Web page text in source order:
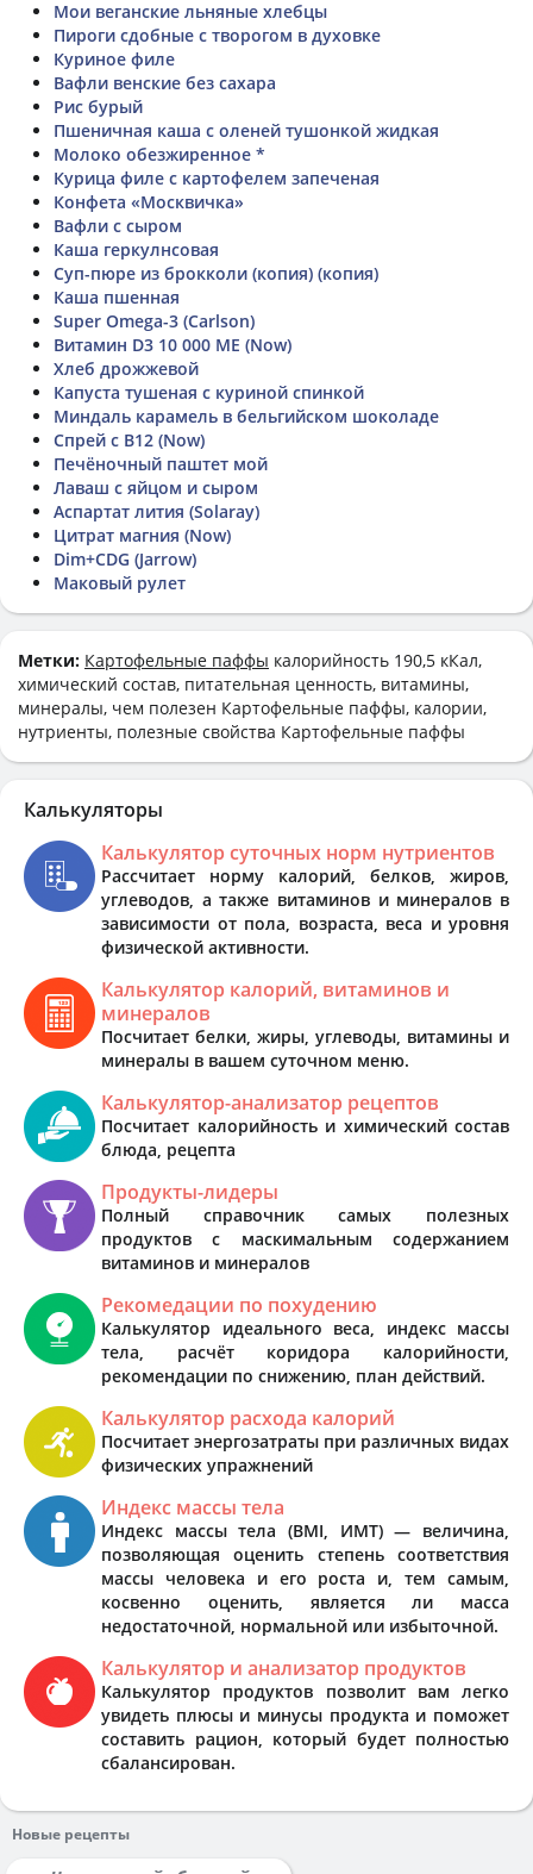
Мои веганские льняные хлебцы
Пироги сдобные с творогом в духовке
Куриное филе
Вафли венские без сахара
Рис бурый
Пшеничная каша с оленей тушонкой жидкая
Молоко обезжиренное *
Курица филе с картофелем запеченая
Конфета «Москвичка»
Вафли с сыром
Каша геркулнсовая
Суп-пюре из брокколи (копия) (копия)
Каша пшенная
Super Omega-3 (Carlson)
Витамин D3 10 000 ME (Now)
Хлеб дрожжевой
Капуста тушеная с куриной спинкой
Миндаль карамель в бельгийском шоколаде
Спрей с B12 (Now)
Печёночный паштет мой
Лаваш с яйцом и сыром
Аспартат лития (Solaray)
Цитрат магния (Now)
Dim+CDG (Jarrow)
Маковый рулет
Метки: Картофельные паффы калорийность 190,5 кКал,
химический состав, питательная ценность, витамины,
минералы, чем полезен Картофельные паффы, калории,
нутриенты, полезные свойства Картофельные паффы
Калькуляторы
Калькулятор суточных норм нутриентов
Рассчитает норму калорий, белков, жиров,
углеводов, а также витаминов и минералов в
зависимости от пола, возраста, веса и уровня
физической активности.
Калькулятор калорий, витаминов и
минералов
Посчитает белки, жиры, углеводы, витамины и
минералы в вашем суточном меню.
Калькулятор-анализатор рецептов
Посчитает калорийность и химический состав
блюда, рецепта
Продукты-лидеры
Полный справочник самых полезных
продуктов с маскимальным содержанием
витаминов и минералов
Рекомедации по похудению
Калькулятор идеального веса, индекс массы
тела, расчёт коридора калорийности,
рекомендации по снижению, план действий.
Калькулятор расхода калорий
Посчитает энергозатраты при различных видах
физических упражнений
Индекс массы тела
Индекс массы тела (BMI, ИМТ) — величина,
позволяющая оценить степень соответствия
массы человека и его роста и, тем самым,
косвенно оценить, является ли масса
недостаточной, нормальной или избыточной.
Калькулятор и анализатор продуктов
Калькулятор продуктов позволит вам легко
увидеть плюсы и минусы продукта и поможет
составить рацион, который будет полностью
сбалансирован.
Новые рецепты